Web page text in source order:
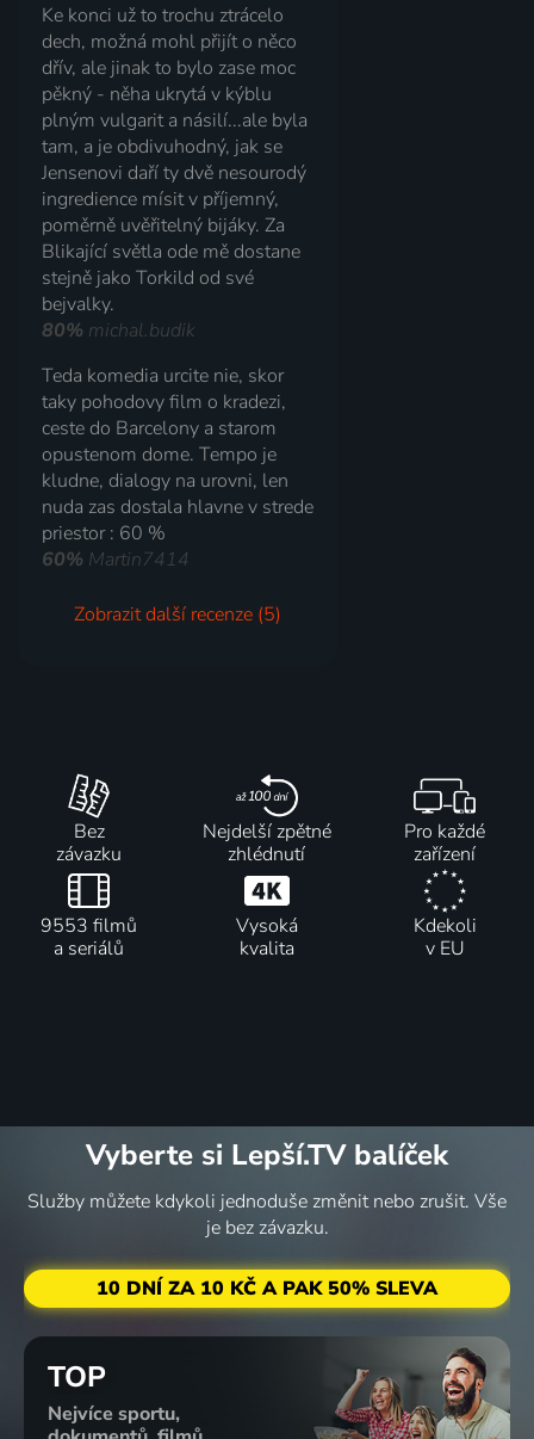
Ke konci už to trochu ztrácelo
dech, možná mohl přijít o něco
dřív, ale jinak to bylo zase moc
pěkný - něha ukrytá v kýblu
plným vulgarit a násilí...ale byla
tam, a je obdivuhodný, jak se
Jensenovi daří ty dvě nesourodý
ingredience mísit v příjemný,
poměrně uvěřitelný bijáky. Za
Blikající světla ode mě dostane
stejně jako Torkild od své
bejvalky.
80% michal.budik
Teda komedia urcite nie, skor
taky pohodovy film o kradezi,
ceste do Barcelony a starom
opustenom dome. Tempo je
kludne, dialogy na urovni, len
nuda zas dostala hlavne v strede
priestor : 60 %
60% Martin7414
Zobrazit další recenze (5)
Bez
závazku
Nejdelší zpětné
zhlédnutí
Pro každé
zařízení
9553 filmů
a seriálů
Vysoká
kvalita
Kdekoli
v EU
Vyberte si Lepší.TV balíček
Služby můžete kdykoli jednoduše změnit nebo zrušit. Vše
je bez závazku.
10 DNÍ ZA 10 KČ A PAK 50% SLEVA
TOP
Nejvíce sportu,